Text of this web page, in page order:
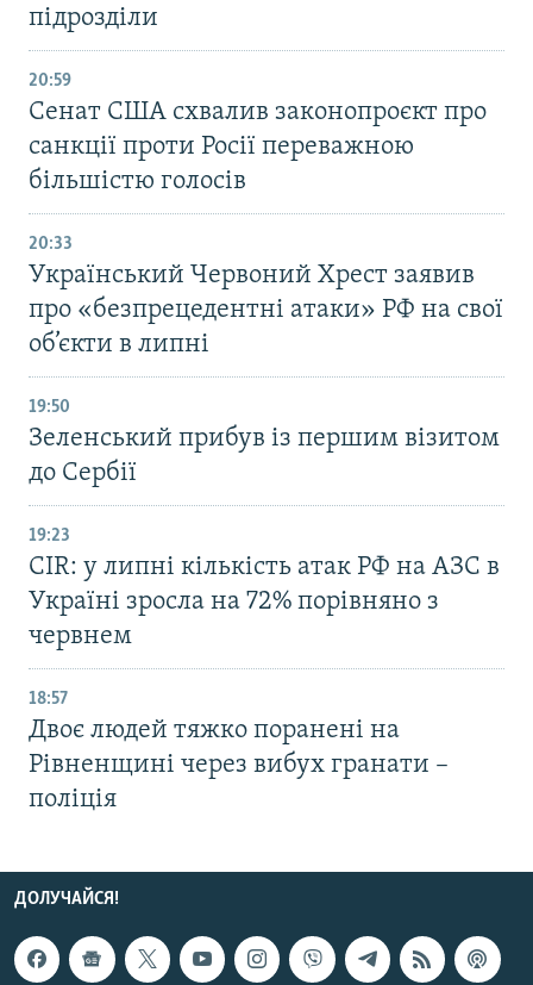
підрозділи
20:59
Cенат США схвалив законопроєкт про
санкції проти Росії переважною
більшістю голосів
20:33
Український Червоний Хрест заявив
про «безпрецедентні атаки» РФ на свої
об’єкти в липні
19:50
Зеленський прибув із першим візитом
до Сербії
19:23
CIR: у липні кількість атак РФ на АЗС в
Україні зросла на 72% порівняно з
червнем
18:57
Двоє людей тяжко поранені на
Рівненщині через вибух гранати –
поліція
ДОЛУЧАЙСЯ!